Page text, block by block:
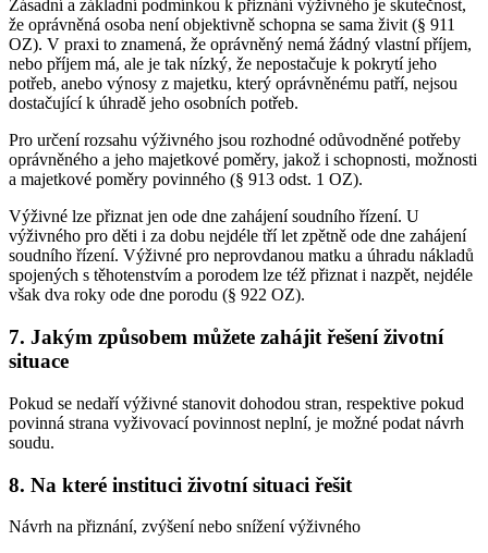
Zásadní a základní podmínkou k přiznání výživného je skutečnost,
že oprávněná osoba není objektivně schopna se sama živit (§ 911
OZ). V praxi to znamená, že oprávněný nemá žádný vlastní příjem,
nebo příjem má, ale je tak nízký, že nepostačuje k pokrytí jeho
potřeb, anebo výnosy z majetku, který oprávněnému patří, nejsou
dostačující k úhradě jeho osobních potřeb.
Pro určení rozsahu výživného jsou rozhodné odůvodněné potřeby
oprávněného a jeho majetkové poměry, jakož i schopnosti, možnosti
a majetkové poměry povinného (§ 913 odst. 1 OZ).
Výživné lze přiznat jen ode dne zahájení soudního řízení. U
výživného pro děti i za dobu nejdéle tří let zpětně ode dne zahájení
soudního řízení. Výživné pro neprovdanou matku a úhradu nákladů
spojených s těhotenstvím a porodem lze též přiznat i nazpět, nejdéle
však dva roky ode dne porodu (§ 922 OZ).
7. Jakým způsobem můžete zahájit řešení životní
situace
Pokud se nedaří výživné stanovit dohodou stran, respektive pokud
povinná strana vyživovací povinnost neplní, je možné podat návrh
soudu.
8. Na které instituci životní situaci řešit
Návrh na přiznání, zvýšení nebo snížení výživného